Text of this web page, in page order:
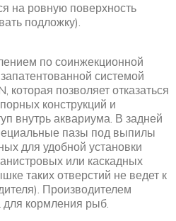
на ровную поверхность
подложку).
по соинжекционной
системой
которая позволяет отказаться
конструкций и
внутрь аквариума. В задней
пазы под выпилы
для удобной установки
или каскадных
таких отверстий не ведет к
Производителем
кормления рыб.